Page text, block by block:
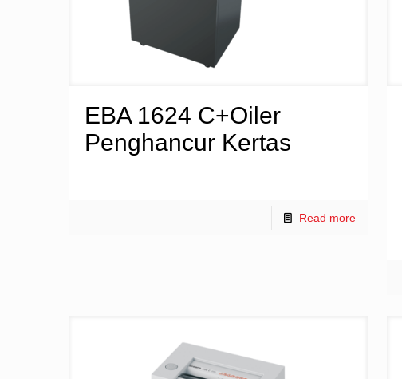
EBA 1624 C+Oiler
Penghancur Kertas
Read more